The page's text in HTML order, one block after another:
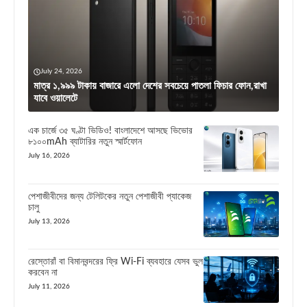
July 24, 2026
মাত্র ১,৯৯৯ টাকায় বাজারে এলো দেশের সবচেয়ে পাতলা ফিচার ফোন,রাখা
যাবে ওয়ালেটে
এক চার্জে ৩৫ ঘণ্টা ভিডিও! বাংলাদেশে আসছে ভিভোর
৮১০০mAh ব্যাটারির নতুন স্মার্টফোন
July 16, 2026
পেশাজীবীদের জন্য টেলিটকের নতুন পেশাজীবী প্যাকেজ
চালু
July 13, 2026
রেস্তোরাঁ বা বিমানবন্দরের ফ্রি Wi-Fi ব্যবহারে যেসব ভুল
করবেন না
July 11, 2026